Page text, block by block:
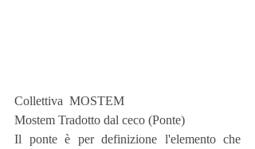
Collettiva  MOSTEM
Mostem Tradotto dal ceco (Ponte)
Il ponte è per definizione l'elemento che